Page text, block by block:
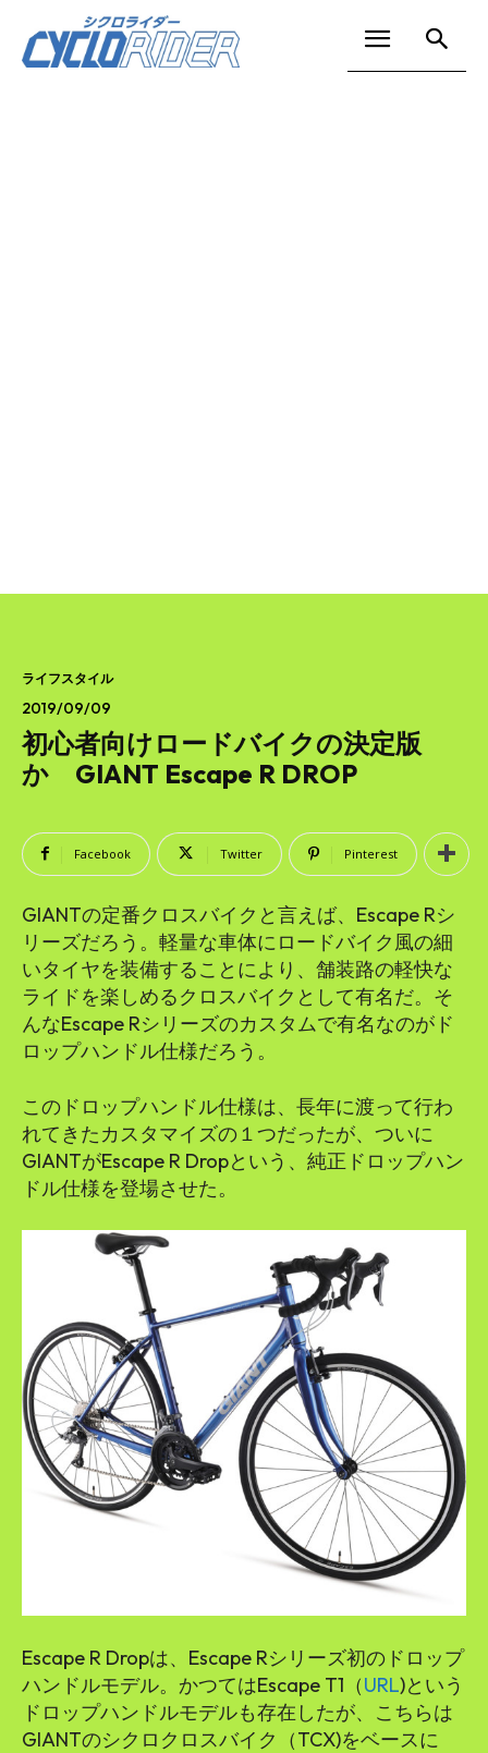
ライフスタイル
2019/09/09
初心者向けロードバイクの決定版
か GIANT Escape R DROP
Facebook Twitter Pinterest
GIANTの定番クロスバイクと言えば、Escape Rシ
リーズだろう。軽量な車体にロードバイク風の細
いタイヤを装備することにより、舗装路の軽快な
ライドを楽しめるクロスバイクとして有名だ。そ
んなEscape Rシリーズのカスタムで有名なのがド
ロップハンドル仕様だろう。
このドロップハンドル仕様は、長年に渡って行わ
れてきたカスタマイズの１つだったが、ついに
GIANTがEscape R Dropという、純正ドロップハン
ドル仕様を登場させた。
Escape R Dropは、Escape Rシリーズ初のドロップ
ハンドルモデル。かつてはEscape T1（URL)という
ドロップハンドルモデルも存在したが、こちらは
GIANTのシクロクロスバイク（TCX)をベースに